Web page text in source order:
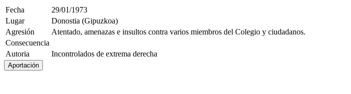
Fecha
29/01/1973
Lugar
Donostia (Gipuzkoa)
Agresión
Atentado, amenazas e insultos contra varios miembros del Colegio y ciudadanos.
Consecuencia
Autoria
Incontrolados de extrema derecha